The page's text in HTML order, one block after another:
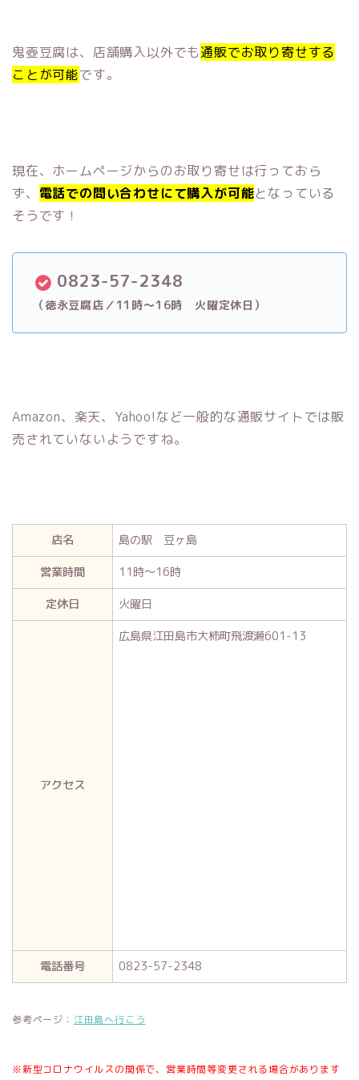
鬼壺豆腐は、店舗購入以外でも通販でお取り寄せする
ことが可能です。
現在、ホームページからのお取り寄せは行っておら
ず、 電話での問い合わせにて購入が可能となっている
そうです！
0823-57-2348
（徳永豆腐店／11時～16時 火曜定休日）
Amazon、楽天、Yahoo!など一般的な通販サイトでは販
売されていないようですね。
店名
島の駅 豆ヶ島
営業時間
11時～16時
定休日
火曜日
アクセス
広島県江田島市大柿町飛渡瀬601-13
電話番号 0823-57-2348
参考ページ： 江田島へ行こう
※新型コロナウイルスの関係で、営業時間等変更される場合があります